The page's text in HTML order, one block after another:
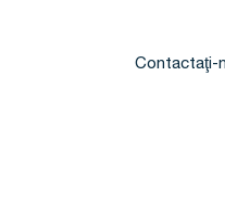
Contactaţi-